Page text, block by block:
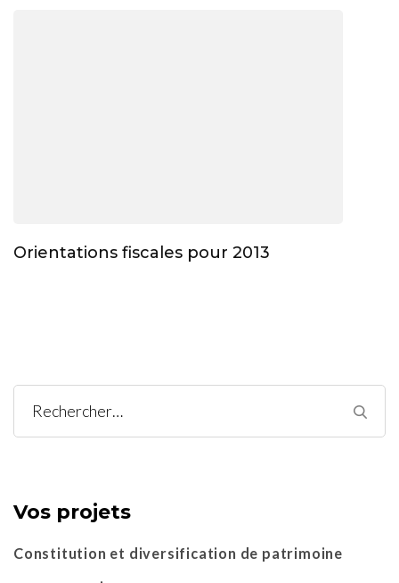
Orientations fiscales pour 2013
Rechercher :
Vos projets
Constitution et diversification de patrimoine